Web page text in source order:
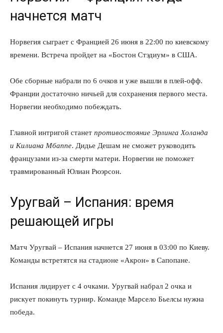
начнется матч
Норвегия сыграет с Францией 26 июня в 22:00 по киевскому
времени. Встреча пройдет на «Бостон Стэдиум» в США.
Обе сборные набрали по 6 очков и уже вышли в плей-офф.
Франции достаточно ничьей для сохранения первого места.
Норвегии необходимо побеждать.
Главной интригой станет противостояние Эрлинга Холанда
и Килиана Мбаппе. Дидье Дешам не сможет руководить
французами из-за смерти матери. Норвегии не поможет
травмированный Юлиан Рюэрсон.
Уругвай – Испания: время
решающей игры
Матч Уругвай – Испания начнется 27 июня в 03:00 по Киеву.
Команды встретятся на стадионе «Акрон» в Сапопане.
Испания лидирует с 4 очками. Уругвай набрал 2 очка и
рискует покинуть турнир. Команде Марсело Бьелсы нужна
победа.